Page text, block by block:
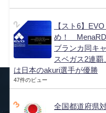
【スト6】
め！ MenaRD
ブランカ同キ
スベガス2連覇
は日本のakuri選手が優勝
47件のビュー
全国都道府県